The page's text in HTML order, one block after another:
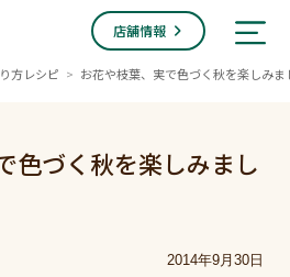
店舗情報
方レシピ > お花や枝葉、実で色づく秋を楽しみま
色づく秋を楽しみまし
2014年9月30日